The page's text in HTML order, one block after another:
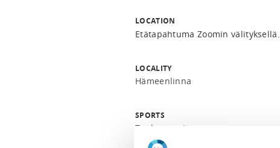
LOCATION
Etätapahtuma Zoomin välityksellä.
LOCALITY
Hämeenlinna
SPORTS
Tankotanssi